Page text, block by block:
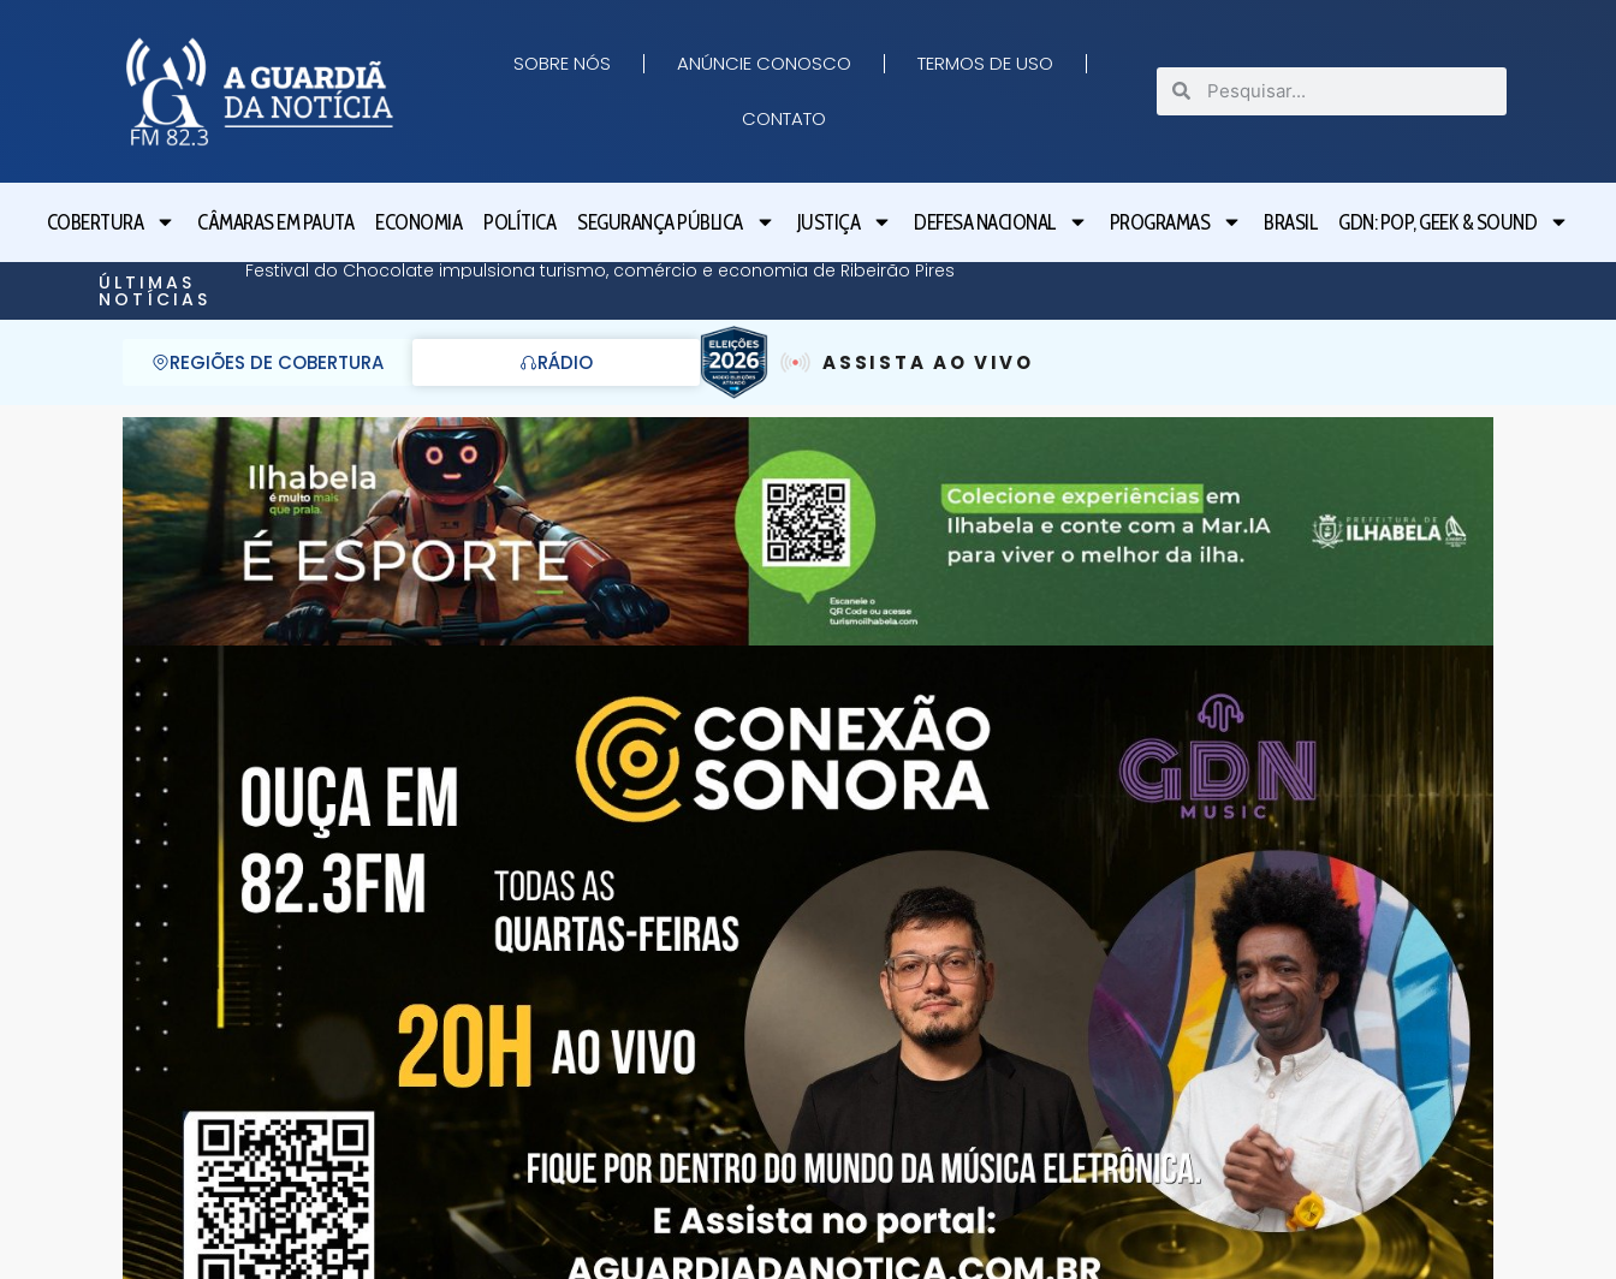
SOBRE NÓS ANÚNCIE CONOSCO TERMOS DE USO
CONTATO
COBERTURA CÂMARAS EM PAUTA ECONOMIA POLÍTICA SEGURANÇA PÚBLICA JUSTIÇA DEFESA NACIONAL PROGRAMAS BRASIL GDN: POP, GEEK & SOUND
ÚLTIMAS
NOTÍCIAS
Festival do Chocolate impulsiona turismo, comércio e economia de Ribeirão Pires
REGIÕES DE COBERTURA RÁDIO ASSISTA AO VIVO